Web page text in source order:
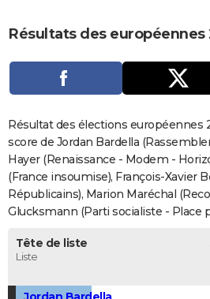
CARTE DE VOEUX
Carte de Noël
Carte Bonne année
Carte Saint-Valentin
Carte Pâques
Carte d'anniversaire
DICTIONNAIRE
Dictionnaire
Biographies
Citations
Expressions
Proverbes
PROGRAMME TV
COPAINS D'AVANT
S'inscrire
Se connecter
Lycées
Collèges
Primaires
Universités
Entreprises
Service militaire
Avis de recherche
AVIS DE DÉCÈS
FORUM
Résultats des européennes
Résultat des élections européennes
score de Jordan Bardella
Hayer (Renaissance - Modem -
(France insoumise), François-Xavier
Républicains), Marion Maréchal
Glucksmann (Parti socialiste - Place
Tête de liste
Liste